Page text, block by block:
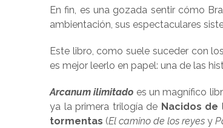
En fin, es una gozada sentir cómo
ambientación, sus espectaculares
Este libro, como suele suceder con
es mejor leerlo en papel: una de las
Arcanum ilimitado es un magnífico
ya la primera trilogía de Nacidos de
tormentas (El camino de los reyes y